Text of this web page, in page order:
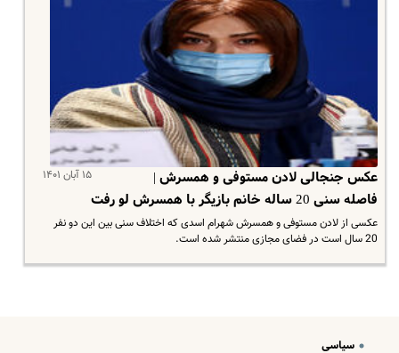
۱۵ آبان ۱۴۰۱
عکس جنجالی لادن مستوفی و همسرش |
فاصله سنی 20 ساله خانم بازیگر با همسرش لو رفت
عکسی از لادن مستوفی و همسرش شهرام اسدی که اختلاف سنی بین این دو نفر
20 سال است در فضای مجازی منتشر شده است.
سیاسی